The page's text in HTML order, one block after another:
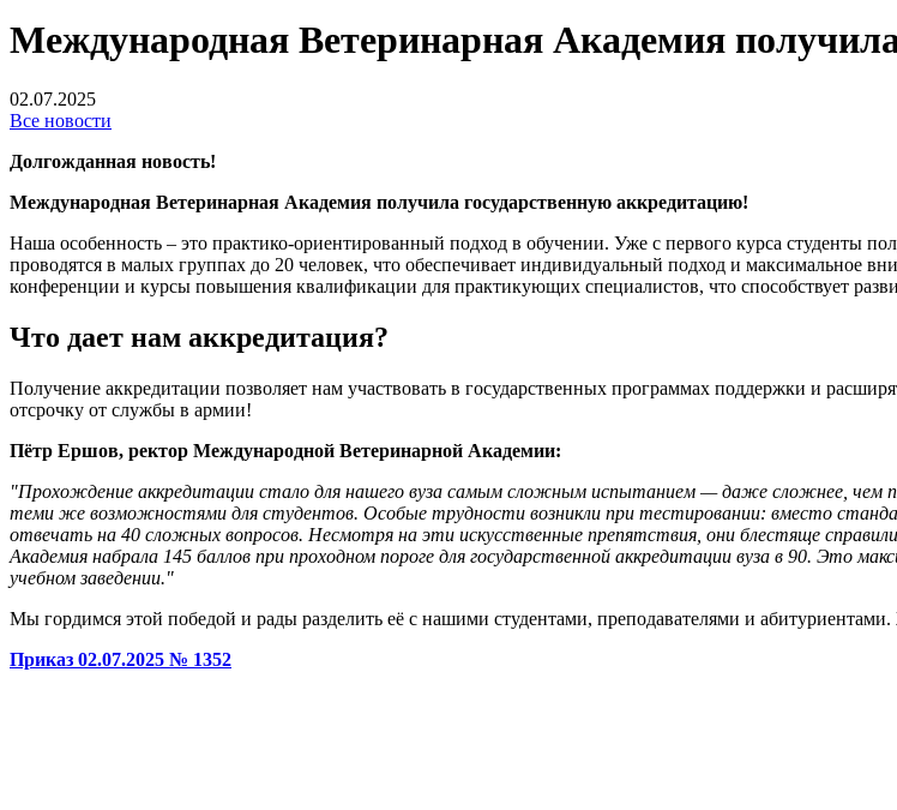
Международная Ветеринарная Академия
02.07.2025
Все новости
Долгожданная новость!
Международная Ветеринарная Академия получила государственную аккредитацию!
Наша особенность – это практико-ориентированный подход в обучении. Уже с первого курса студенты
проводятся в малых группах до 20 человек, что обеспечивает индивидуальный подход и максимальное
конференции и курсы повышения квалификации для практикующих специалистов, что способствует
Что дает нам аккредитация?
Получение аккредитации позволяет нам участвовать в государственных программах поддержки и
отсрочку от службы в армии!
Пётр Ершов, ректор Международной Ветеринарной Академии:
"Прохождение аккредитации стало для нашего вуза самым сложным испытанием — даже сложнее, чем
теми же возможностями для студентов. Особые трудности возникли при тестировании: вместо
отвечать на 40 сложных вопросов. Несмотря на эти искусственные препятствия, они блестяще
Академия набрала 145 баллов при проходном пороге для государственной аккредитации вуза в 90. Это
учебном заведении."
Мы гордимся этой победой и рады разделить её с нашими студентами, преподавателями и
Приказ 02.07.2025 № 1352